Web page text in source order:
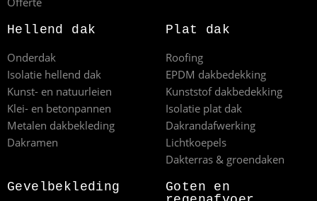
Hellend dak
Onderdak
Isolatie hellend dak
Kunst- en natuurleien
Klei- en betonpannen
Metalen dakbekleding
Dakramen
Plat dak
Roofing
EPDM dakbedekking
Kunststof dakbedekking
Isolatie plat dak
Dakrandafwerking
Lichtkoepels
Dakterras & groendaken
Gevelbekleding
Goten en